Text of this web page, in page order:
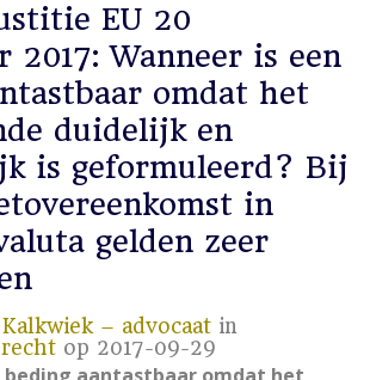
EU 20
2017: Wanneer is een
omdat het
duidelijk en
is geformuleerd? Bij
in
gelden zeer
– advocaat in
op 2017-09-29